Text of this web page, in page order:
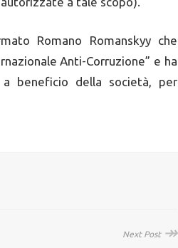
Romano Romanskyу che
Anti-Corruzione” e ha
beneficio della società, per
Next Post ↠